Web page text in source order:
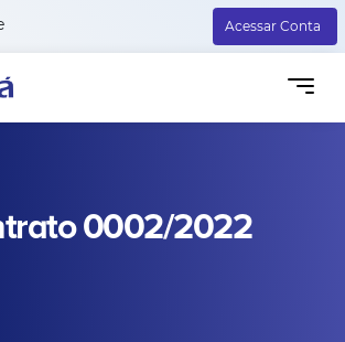
Acessar Conta
0002/2022